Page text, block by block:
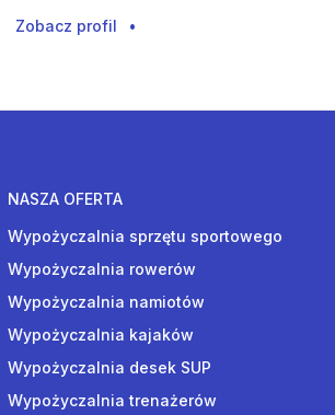
Zobacz profil •
NASZA OFERTA
Wypożyczalnia sprzętu sportowego
Wypożyczalnia rowerów
Wypożyczalnia namiotów
Wypożyczalnia kajaków
Wypożyczalnia desek SUP
Wypożyczalnia trenażerów